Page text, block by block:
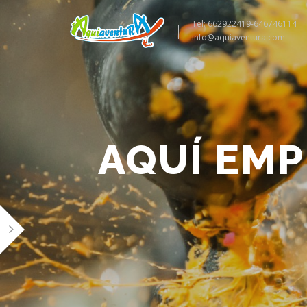
Tel: 662922419-646746114
info@aquiaventura.com
AQUÍ